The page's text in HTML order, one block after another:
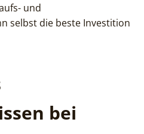
und
selbst die beste Investition
bei